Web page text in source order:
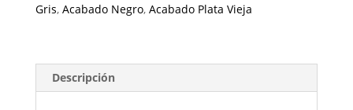
Gris, Acabado Negro, Acabado Plata Vieja
Descripción